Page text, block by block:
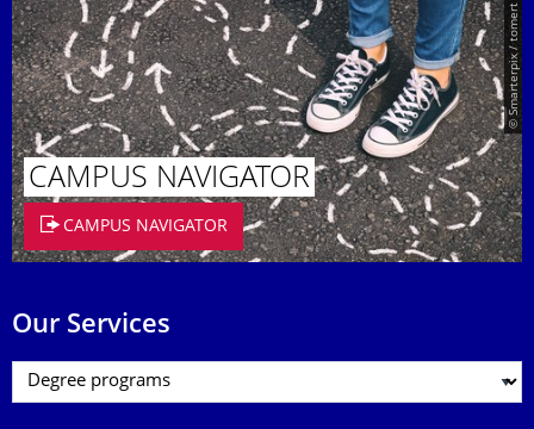
© Smarterpix / tomert
CAMPUS NAVIGATOR
CAMPUS NAVIGATOR
Our Services